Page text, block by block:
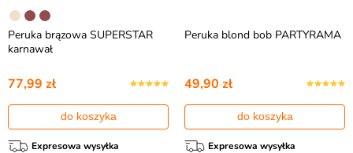
Peruka brązowa SUPERSTAR
karnawał
77,99 zł
do koszyka
Expresowa wysyłka
Peruka blond bob PARTYRAMA
49,90 zł
do koszyka
Expresowa wysyłka